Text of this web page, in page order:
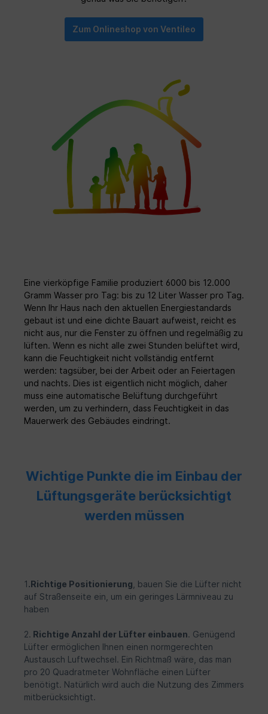
ideal abgestimmten Kombination aus
energieeffizientem EC-Ventilator, Keramik-
Wärmespeicher und
Lüftungssystem. Mehrere installierte
EcoVent Verso ermöglichen den benötigten
Luftaustausch nach DIN 1946-6.
Komplettset bestehend aus folgenden
Komponenten: Geräteeinheit Design-
Innenblende mit Filter keramischem
Wärmeübertrager Strömungsgleichrichter
Schutzgitter außen EC-Axialventilator mit
Schutzgitter Auszugshilfe (Litze) EPP-
Halbschalengrundkörper Rohbauset
Fassade RSF Rohbauset Wandeinbauhülse
(DN 160) aus Kunststoff Putzdeckel für
Innen und Außen Fassadenblende aus
Gehäuse benötigt)KWL 45 STS kann bis zu
6 Geräte steuern und mit dem
Erweiterungsmodul diese Zahl erhöhen. Bei
mehreren Stückzahlen wird die Anzahl der
Steuerungen von uns angepasst. Sie
zahlen nur die notwendige Anzahl der
Steuerungen für die benötigte
Geräteanzahl. Ø 160mm-Version
Verschiedene Lösungen möglich als
Rundkanal oder mit Laibungselement
Technische Daten
Wärmebereitstellungsgrad nach DiBt bis
88% Volumenstrom pro Gerät: bis 45 m³/h
Spannungsversorgung 12 V DC SELV
Normschallpegeldifferenz Fassade 44 /
Laibung 47 (zusätzliche Schalldämmung
möglich) Energieeffizienzklasse A+ EU-
Verordnung Nr. 1254/2014 Durchmesser Ø
Geräteeinheit• Design-Innenblende mit
Filter• keramischem Wärmeübertrager•
Strömungsgleichrichter• Schutzgitter
außen• EC-Axialventilator mit Schutzgitter•
HalbschalengrundkörperRohbauset
Fassade• Rohbauset Wandeinbauhülse (DN
180) aus Kunststoff• Putzdeckel für Innen
und Außen• Fassadenblende aus Edelstahl•
Hilfsmittel zur Montage Geräteeinheit KWL
EC 45 • Design-Innenblende mit Filter•
keramischem
Zum Onlineshop von Ventileo
Eine vierköpfige Familie produziert 6000 bis 12.000
Gramm Wasser pro Tag: bis zu 12 Liter Wasser pro Tag.
Wenn Ihr Haus nach den aktuellen Energiestandards
gebaut ist und eine dichte Bauart aufweist, reicht es
nicht aus, nur die Fenster zu öffnen und regelmäßig zu
lüften. Wenn es nicht alle zwei Stunden belüftet wird,
kann die Feuchtigkeit nicht vollständig entfernt
werden: tagsüber, bei der Arbeit oder an Feiertagen
und nachts. Dies ist eigentlich nicht möglich, daher
muss eine automatische Belüftung durchgeführt
werden, um zu verhindern, dass Feuchtigkeit in das
Mauerwerk des Gebäudes eindringt.
Wichtige Punkte die im Einbau der
Lüftungsgeräte berücksichtigt
werden müssen
1.Richtige Positionierung , bauen Sie die Lüfter nicht
auf Straßenseite ein, um ein geringes Lärmniveau zu
haben
2. Richtige Anzahl der Lüfter einbauen. Genügend
Lüfter ermöglichen Ihnen einen normgerechten
Austausch Luftwechsel. Ein Richtmaß wäre, das man
pro 20 Quadratmeter Wohnfläche einen Lüfter
benötigt. Natürlich wird auch die Nutzung des Zimmers
mitberücksichtigt.